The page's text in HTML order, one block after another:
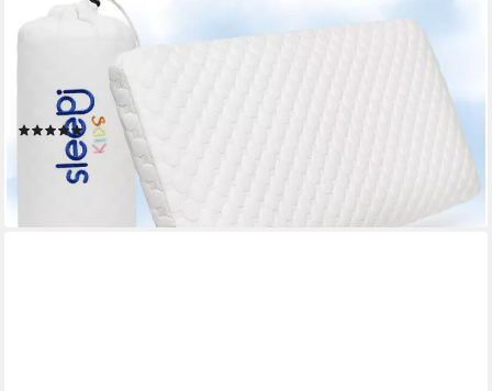
Nackenstützkissen Kids Comfort Kopfkissen, Füllung:
Viscoschaum (Memory Foam), Bezug: Tencel®, Rückenschläfer,
Seitenschläfer, Bauchschläfer, 60 x 30 x 7cm, ergonomisches
Kinderkissen, Kindernackenstützkissen
(16)
69,99 € UVP 89,99 €
lieferbar - in 2-3 Werktagen bei dir